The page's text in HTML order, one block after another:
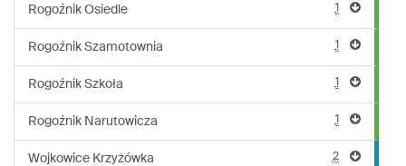
Rogoźnik Osiedle 1
Rogoźnik Szamotownia 1
Rogoźnik Szkoła 1
Rogoźnik Narutowicza 1
Wojkowice Krzyżówka 2